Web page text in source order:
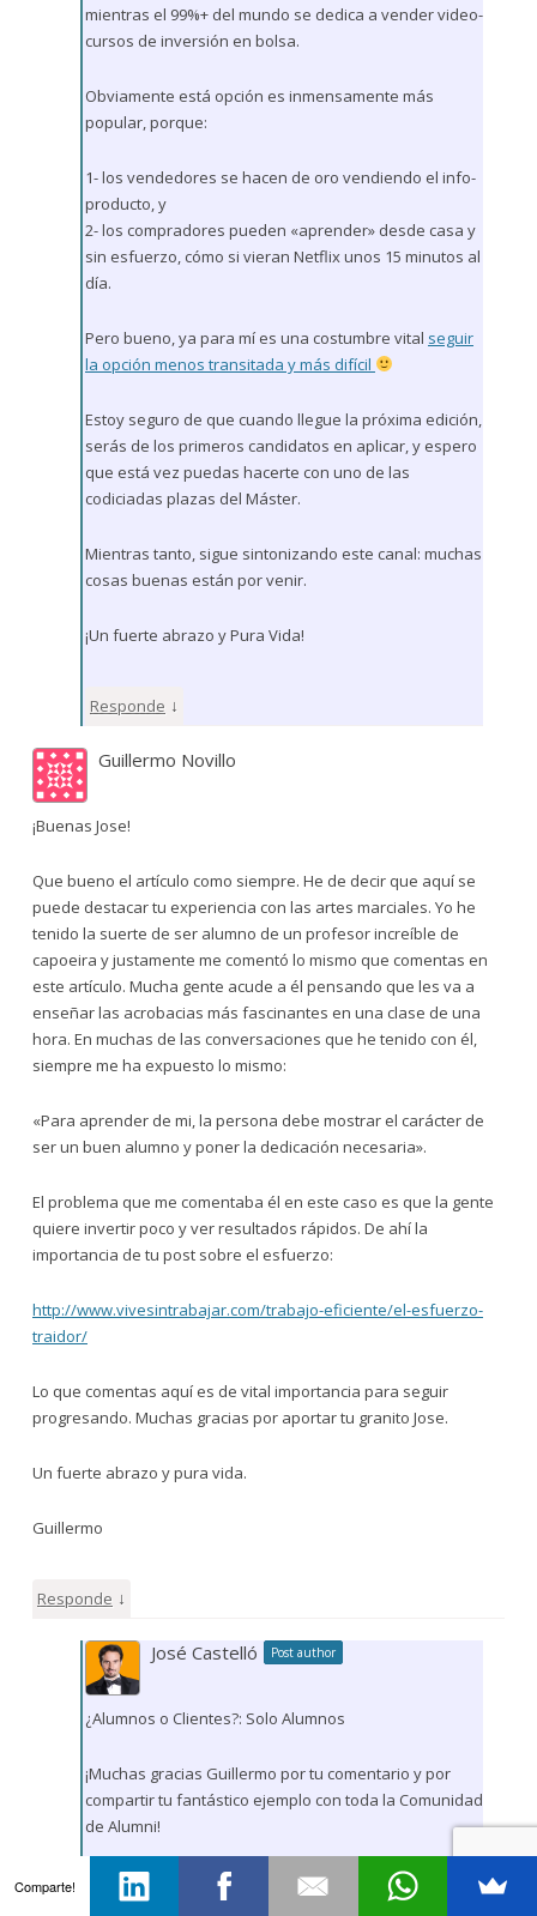
mientras el 99%+ del mundo se dedica a vender video-
cursos de inversión en bolsa.
Obviamente está opción es inmensamente más
popular, porque:
1- los vendedores se hacen de oro vendiendo el info-
producto, y
2- los compradores pueden «aprender» desde casa y
sin esfuerzo, cómo si vieran Netflix unos 15 minutos al
día.
Pero bueno, ya para mí es una costumbre vital seguir
la opción menos transitada y más difícil
Estoy seguro de que cuando llegue la próxima edición,
serás de los primeros candidatos en aplicar, y espero
que está vez puedas hacerte con uno de las
codiciadas plazas del Máster.
Mientras tanto, sigue sintonizando este canal: muchas
cosas buenas están por venir.
¡Un fuerte abrazo y Pura Vida!
Responde ↓
Guillermo Novillo
¡Buenas Jose!
Que bueno el artículo como siempre. He de decir que aquí se
puede destacar tu experiencia con las artes marciales. Yo he
tenido la suerte de ser alumno de un profesor increíble de
capoeira y justamente me comentó lo mismo que comentas en
este artículo. Mucha gente acude a él pensando que les va a
enseñar las acrobacias más fascinantes en una clase de una
hora. En muchas de las conversaciones que he tenido con él,
siempre me ha expuesto lo mismo:
«Para aprender de mi, la persona debe mostrar el carácter de
ser un buen alumno y poner la dedicación necesaria».
El problema que me comentaba él en este caso es que la gente
quiere invertir poco y ver resultados rápidos. De ahí la
importancia de tu post sobre el esfuerzo:
http://www.vivesintrabajar.com/trabajo-eficiente/el-esfuerzo-
traidor/
Lo que comentas aquí es de vital importancia para seguir
progresando. Muchas gracias por aportar tu granito Jose.
Un fuerte abrazo y pura vida.
Guillermo
Responde ↓
José Castelló Post author
¿Alumnos o Clientes?: Solo Alumnos
¡Muchas gracias Guillermo por tu comentario y por
compartir tu fantástico ejemplo con toda la Comunidad
de Alumni!
Estoy 100% de acuerdo con lo que compartes.
Comparte!